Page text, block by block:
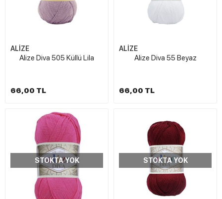
ALİZE
Alize Diva 505 Küllü Lila
66,00 TL
ALİZE
Alize Diva 55 Beyaz
66,00 TL
STOKTA YOK STOKTA YOK